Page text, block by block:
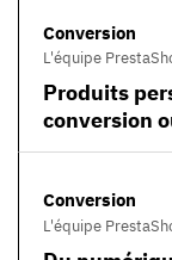
Conversion
L'équipe
Produits
conversion
Conversion
L'équipe